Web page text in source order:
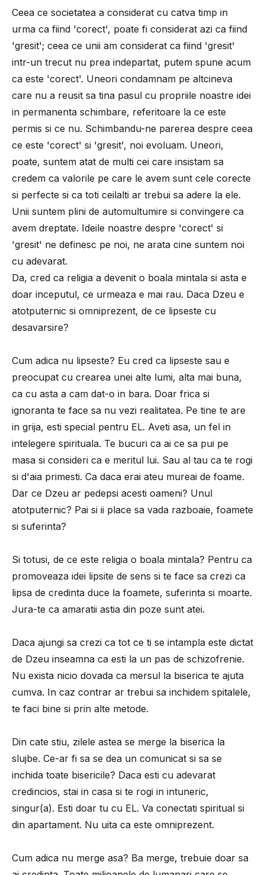
Ceea ce societatea a considerat cu catva timp in
urma ca fiind 'corect', poate fi considerat azi ca fiind
'gresit'; ceea ce unii am considerat ca fiind 'gresit'
intr-un trecut nu prea indepartat, putem spune acum
ca este 'corect'. Uneori condamnam pe altcineva
care nu a reusit sa tina pasul cu propriile noastre idei
in permanenta schimbare, referitoare la ce este
permis si ce nu. Schimbandu-ne parerea despre ceea
ce este 'corect' si 'gresit', noi evoluam. Uneori,
poate, suntem atat de multi cei care insistam sa
credem ca valorile pe care le avem sunt cele corecte
si perfecte si ca toti ceilalti ar trebui sa adere la ele.
Unii suntem plini de automultumire si convingere ca
avem dreptate. Ideile noastre despre 'corect' si
'gresit' ne definesc pe noi, ne arata cine suntem noi
cu adevarat.
Da, cred ca religia a devenit o boala mintala si asta e
doar inceputul, ce urmeaza e mai rau. Daca Dzeu e
atotputernic si omniprezent, de ce lipseste cu
desavarsire?
Cum adica nu lipseste? Eu cred ca lipseste sau e
preocupat cu crearea unei alte lumi, alta mai buna,
ca cu asta a cam dat-o in bara. Doar frica si
ignoranta te face sa nu vezi realitatea. Pe tine te are
in grija, esti special pentru EL. Aveti asa, un fel in
intelegere spirituala. Te bucuri ca ai ce sa pui pe
masa si consideri ca e meritul lui. Sau al tau ca te rogi
si d'aia primesti. Ca daca erai ateu mureai de foame.
Dar ce Dzeu ar pedepsi acesti oameni? Unul
atotputernic? Pai si ii place sa vada razboaie, foamete
si suferinta?
Si totusi, de ce este religia o boala mintala? Pentru ca
promoveaza idei lipsite de sens si te face sa crezi ca
lipsa de credinta duce la foamete, suferinta si moarte.
Jura-te ca amaratii astia din poze sunt atei.
Daca ajungi sa crezi ca tot ce ti se intampla este dictat
de Dzeu inseamna ca esti la un pas de schizofrenie.
Nu exista nicio dovada ca mersul la biserica te ajuta
cumva. In caz contrar ar trebui sa inchidem spitalele,
te faci bine si prin alte metode.
Din cate stiu, zilele astea se merge la biserica la
slujbe. Ce-ar fi sa se dea un comunicat si sa se
inchida toate bisericile? Daca esti cu adevarat
credincios, stai in casa si te rogi in intuneric,
singur(a). Esti doar tu cu EL. Va conectati spiritual si
din apartament. Nu uita ca este omniprezent.
Cum adica nu merge asa? Ba merge, trebuie doar sa